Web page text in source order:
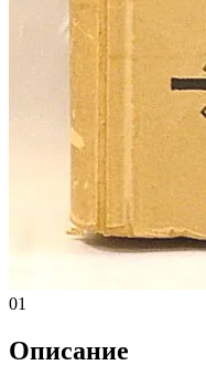
01
Описание